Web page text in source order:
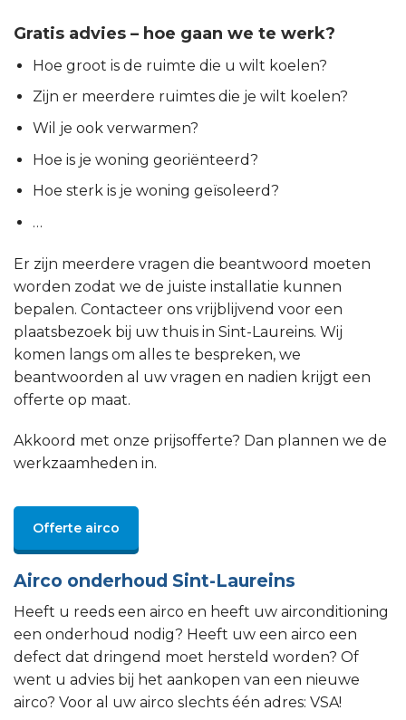
Gratis advies – hoe gaan we te werk?
Hoe groot is de ruimte die u wilt koelen?
Zijn er meerdere ruimtes die je wilt koelen?
Wil je ook verwarmen?
Hoe is je woning georiënteerd?
Hoe sterk is je woning geïsoleerd?
…
Er zijn meerdere vragen die beantwoord moeten
worden zodat we de juiste installatie kunnen
bepalen. Contacteer ons vrijblijvend voor een
plaatsbezoek bij uw thuis in Sint-Laureins. Wij
komen langs om alles te bespreken, we
beantwoorden al uw vragen en nadien krijgt een
offerte op maat.
Akkoord met onze prijsofferte? Dan plannen we de
werkzaamheden in.
Offerte airco
Airco onderhoud Sint-Laureins
Heeft u reeds een airco en heeft uw airconditioning
een onderhoud nodig? Heeft uw een airco een
defect dat dringend moet hersteld worden? Of
went u advies bij het aankopen van een nieuwe
airco? Voor al uw airco slechts één adres: VSA!